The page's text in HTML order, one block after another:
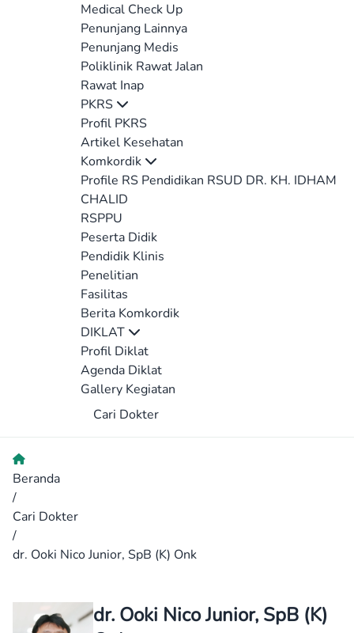
Medical Check Up
Penunjang Lainnya
Penunjang Medis
Poliklinik Rawat Jalan
Rawat Inap
PKRS
Profil PKRS
Artikel Kesehatan
Komkordik
Profile RS Pendidikan RSUD DR. KH. IDHAM
CHALID
RSPPU
Peserta Didik
Pendidik Klinis
Penelitian
Fasilitas
Berita Komkordik
DIKLAT
Profil Diklat
Agenda Diklat
Gallery Kegiatan
Cari Dokter
Beranda
/
Cari Dokter
/
dr. Ooki Nico Junior, SpB (K) Onk
dr. Ooki Nico Junior, SpB (K)